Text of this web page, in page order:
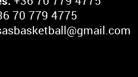
70 779 4775